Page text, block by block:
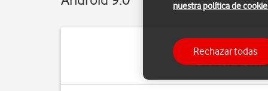
Puedes tener
nuestra política de
Rechazar todas